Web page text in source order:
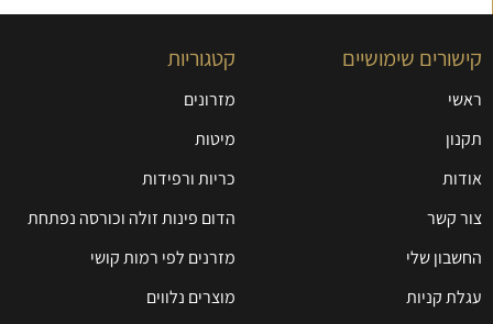
קישורים שימושיים
ראשי
תקנון
אודות
צור קשר
החשבון שלי
עגלת קניות
קטגוריות
מזרונים
מיטות
כריות ורפידות
הדום פינות זולה וכורסה נפתחת
מזרנים לפי רמות קושי
מוצרים נלווים